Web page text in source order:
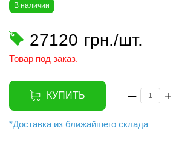
В наличии
27120 грн./шт.
Товар под заказ.
КУПИТЬ – +
*Доставка из ближайшего склада